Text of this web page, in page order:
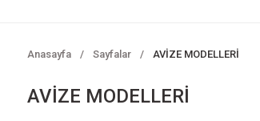
Anasayfa Sayfalar AVİZE MODELLERİ
AVİZE MODELLERİ